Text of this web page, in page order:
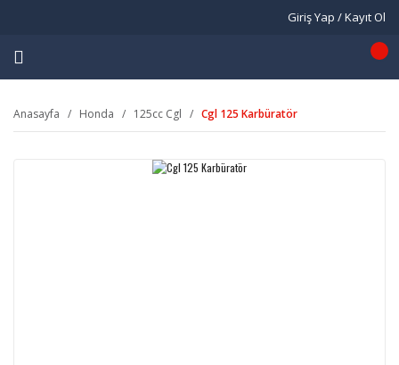
Giriş Yap / Kayıt Ol
Anasayfa Honda 125cc Cgl Cgl 125 Karbüratör